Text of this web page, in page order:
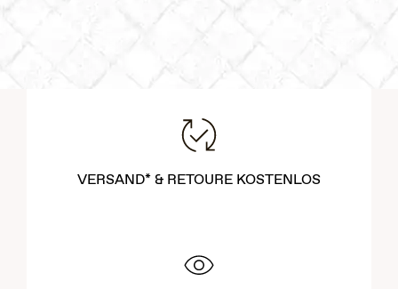
VERSAND* & RETOURE KOSTENLOS